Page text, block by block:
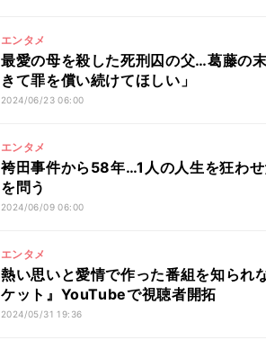
エンタメ
最愛の母を殺した死刑囚の父…葛藤の
きて罪を償い続けてほしい」
2024/06/23 06:00
エンタメ
袴田事件から58年…1人の人生を狂わ
を問う
2024/06/09 06:00
エンタメ
熱い思いと愛情で作った番組を知ら
ケット』YouTubeで視聴者開拓
2024/05/31 19:36